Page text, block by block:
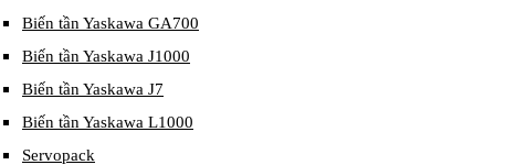
Biến tần Yaskawa GA700
Biến tần Yaskawa J1000
Biến tần Yaskawa J7
Biến tần Yaskawa L1000
Servopack